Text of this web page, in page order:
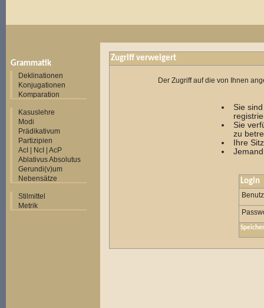
Grammatik
Deklinationen
Konjugationen
Komparation
Kasuslehre
Modi
Prädikativum
Partizipien
AcI | NcI | AcP
Ablativus Absolutus
Gerundi(v)um
Nebensätze
Stilmittel
Metrik
Zugriff verweigert
Der Zugriff auf die von Ihnen
Sie
Sie
zu
Ihre
Login